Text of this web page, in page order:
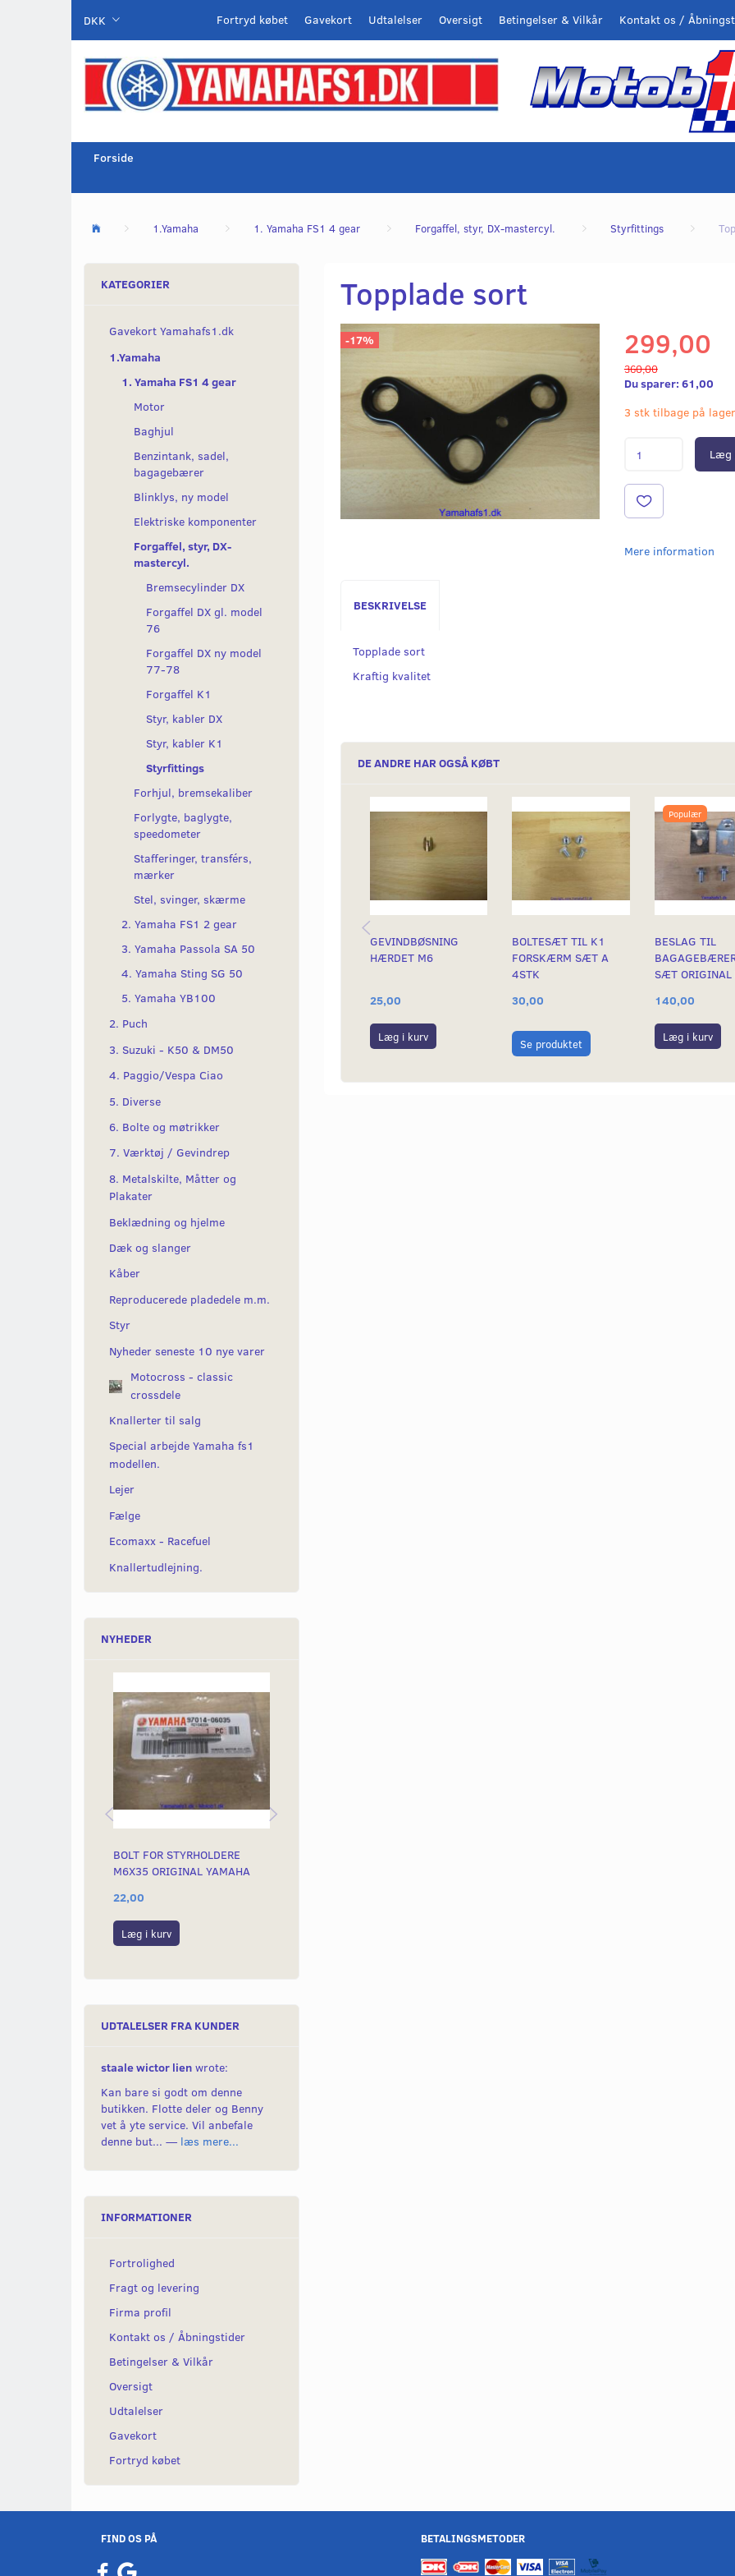
DKK Kontakt os /
Betingelser & Vilkår
Oversigt
Udtalelser
Gavekort
Fortryd købet
Forside
1.Yamaha 1. Yamaha FS1 4 gear Forgaffel, styr, DX-mastercyl. Styrfittings
KATEGORIER
Gavekort Yamahafs1.dk
1.Yamaha
1. Yamaha FS1 4 gear
Motor
Baghjul
Benzintank, sadel,
bagagebærer
Blinklys, ny model
Elektriske komponenter
Forgaffel, styr, DX-
mastercyl.
Bremsecylinder DX
Forgaffel DX gl. model
76
Forgaffel DX ny model
77-78
Forgaffel K1
Styr, kabler DX
Styr, kabler K1
Styrfittings
Forhjul, bremsekaliber
Forlygte, baglygte,
speedometer
Stafferinger, transférs,
mærker
Stel, svinger, skærme
2. Yamaha FS1 2 gear
3. Yamaha Passola SA 50
4. Yamaha Sting SG 50
5. Yamaha YB100
2. Puch
3. Suzuki - K50 & DM50
4. Paggio/Vespa Ciao
5. Diverse
6. Bolte og møtrikker
7. Værktøj / Gevindrep
8. Metalskilte, Måtter og
Plakater
Beklædning og hjelme
Dæk og slanger
Kåber
Reproducerede pladedele m.m.
Styr
Nyheder seneste 10 nye varer
Motocross - classic
crossdele
Knallerter til salg
Special arbejde Yamaha fs1
modellen.
Lejer
Fælge
Ecomaxx - Racefuel
Knallertudlejning.
NYHEDER
BOLT FOR STYRHOLDERE
M6X35 ORIGINAL YAMAHA
22,00
Læg i kurv
UDTALELSER FRA KUNDER
staale wictor lien wrote:
Kan bare si godt om denne
butikken. Flotte deler og Benny
vet å yte service. Vil anbefale
denne but... — læs mere...
INFORMATIONER
Fortrolighed
Fragt og levering
Firma profil
Kontakt os / Åbningstider
Betingelser & Vilkår
Oversigt
Udtalelser
Gavekort
Fortryd købet
Topplade sort
-17% 299,00
360,00
Du sparer: 61,00
3 stk tilbage på lager
Læg
Mere information
BESKRIVELSE
Topplade sort
Kraftig kvalitet
DE ANDRE HAR OGSÅ KØBT
GEVINDBØSNING
HÆRDET M6
25,00
Læg i kurv
BOLTESÆT TIL K1
FORSKÆRM SÆT A
4STK
30,00
Se produktet
Populær
BESLAG TIL
SÆT ORIGINAL
140,00
Læg i kurv
FIND OS PÅ BETALINGSMETODER